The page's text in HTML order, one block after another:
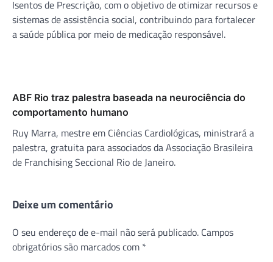
Isentos de Prescrição, com o objetivo de otimizar recursos e
sistemas de assistência social, contribuindo para fortalecer
a saúde pública por meio de medicação responsável.
ABF Rio traz palestra baseada na neurociência do
comportamento humano
Ruy Marra, mestre em Ciências Cardiológicas, ministrará a
palestra, gratuita para associados da Associação Brasileira
de Franchising Seccional Rio de Janeiro.
Deixe um comentário
O seu endereço de e-mail não será publicado. Campos
obrigatórios são marcados com *